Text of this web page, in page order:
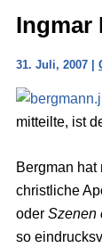
Ingmar
31. Juli, 2007 |
mitteilte, ist
Bergman
christliche
oder Szenen
so